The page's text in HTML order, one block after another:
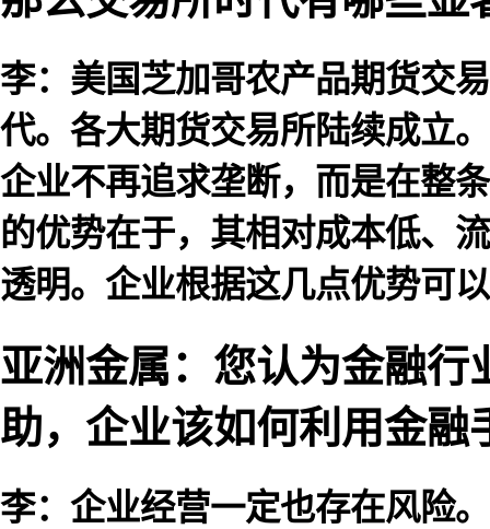
李：美国芝加哥农产品期货交
代。各大期货交易所陆续成立
企业不再追求垄断，而是在整
的优势在于，其相对成本低、
透明。企业根据这几点优势可
亚洲金属：您认为金融行
助，企业该如何利用金融
李：企业经营一定也存在风险